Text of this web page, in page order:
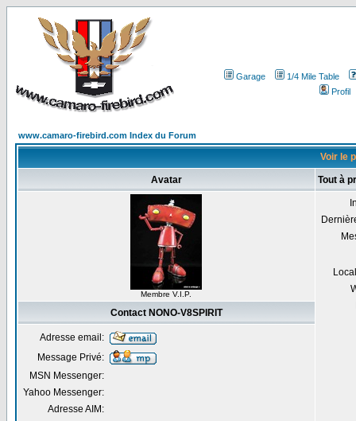
Garage
1/4 Mile Table
Profil
www.camaro-firebird.com Index du Forum
Voir le
Avatar Tout à
Membre V.I.P.
Contact NONO-V8SPIRIT
Adresse email:
Message Privé:
MSN Messenger:
Yahoo Messenger:
Adresse AIM: